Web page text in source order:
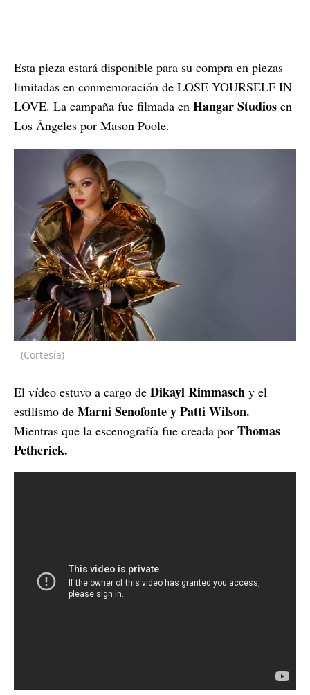
Esta pieza estará disponible para su compra en piezas
limitadas en conmemoración de LOSE YOURSELF IN
LOVE. La campaña fue filmada en Hangar Studios en
Los Ángeles por Mason Poole.
(Cortesía)
El vídeo estuvo a cargo de Dikayl Rimmasch y el
estilismo de Marni Senofonte y Patti Wilson.
Mientras que la escenografía fue creada por Thomas
Petherick.